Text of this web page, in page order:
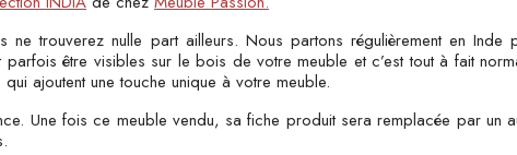
trouverez nulle part ailleurs. Nous partons régulièrement en Inde
être visibles sur le bois de votre meuble et c’est tout à fait
ajoutent une touche unique à votre meuble.
Une fois ce meuble vendu, sa fiche produit sera remplacée par un